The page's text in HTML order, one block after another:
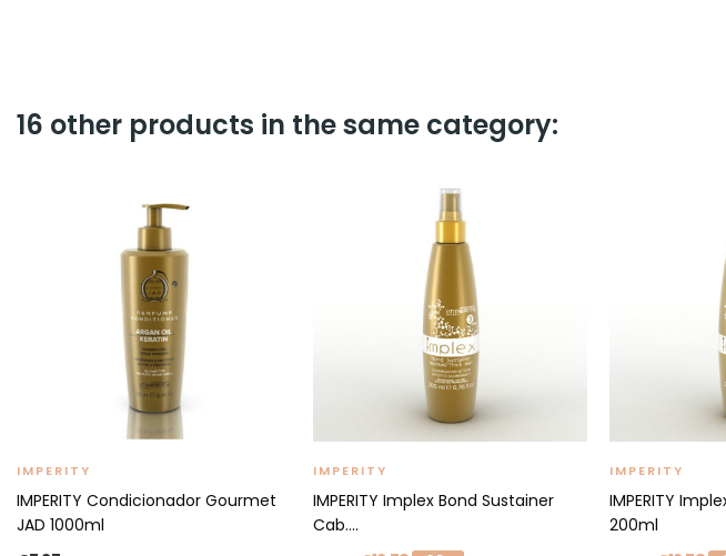
16 other products in the same category:
IMPERITY
IMPERITY Condicionador Gourmet
JAD 1000ml
IMPERITY
IMPERITY Implex Bond Sustainer
Cab....
IMPERITY
IMPERITY
200ml